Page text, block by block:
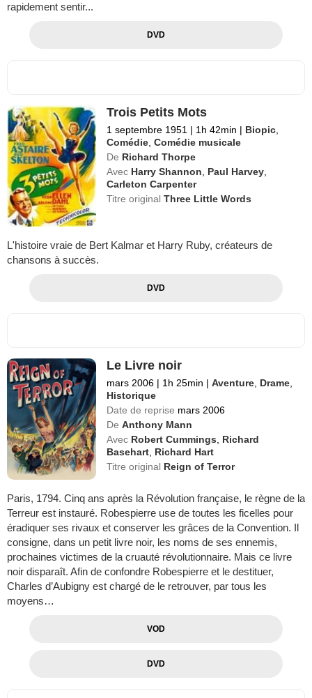
rapidement sentir...
DVD
Trois Petits Mots
1 septembre 1951 | 1h 42min | Biopic
Comédie ,Comédie musicale
De Richard Thorpe
Avec Harry Shannon Paul Harvey
Carleton Carpenter
Titre originalThree Little Words
L'histoire vraie de Bert Kalmar et Harry Ruby, créateurs de
chansons à succès.
DVD
Le Livre noir
mars 2006 | 1h 25min | Aventure Drame
Historique
Date de reprise mars 2006
De Anthony Mann
Avec Robert Cummings
Richard
Basehart Richard Hart
Titre original Reign of Terror
Paris, 1794. Cinq ans après la Révolution française, le règne de la
Terreur est instauré. Robespierre use de toutes les ficelles pour
éradiquer ses rivaux et conserver les grâces de la Convention. Il
consigne, dans un petit livre noir, les noms de ses ennemis,
prochaines victimes de la cruauté révolutionnaire. Mais ce livre
noir disparaît. Afin de confondre Robespierre et le destituer,
Charles d’Aubigny est chargé de le retrouver, par tous les
moyens…
VOD
DVD